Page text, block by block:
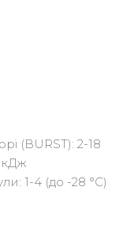
(BURST): 2-18
кДж
1-4 (до -28 °C)